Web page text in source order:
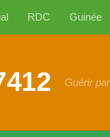
RDC Guinée
Guérir